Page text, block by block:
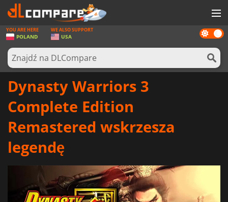
GRY
KARTY DO GIER
OPROGRAMOWANIE
REWARDS
SPRZĘT KOMPUTEROWY
ZALOGUJ SIĘ LUB ZAREJESTRUJ
Dark
mode
YOU ARE HERE
POLAND
WE ALSO SUPPORT
USA
Dynasty Warriors 3
Complete Edition
Remastered wskrzesza
legendę